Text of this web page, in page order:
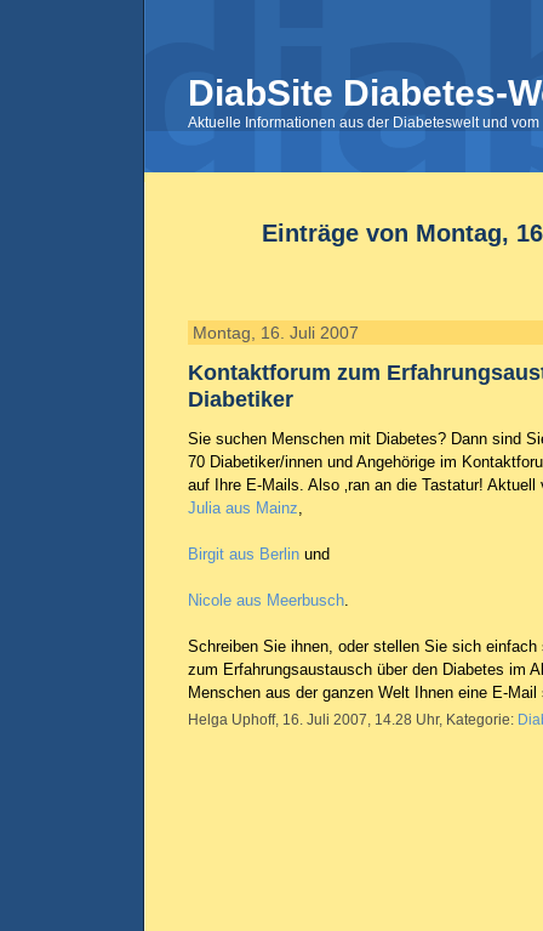
DiabSite Diabetes-
Aktuelle Informationen aus der Diabeteswelt und
Einträge von Montag,
Montag, 16. Juli 2007
Kontaktforum zum
Diabetiker
Sie suchen Menschen mit Diabetes? Dann sind
70 Diabetiker/innen und Angehörige im
auf Ihre E-Mails. Also ‚ran an die Tastatur!
Julia aus Mainz,
Birgit aus Berlin und
Nicole aus Meerbusch.
Schreiben Sie ihnen, oder stellen Sie sich
zum Erfahrungsaustausch über den Diabetes im
Menschen aus der ganzen Welt Ihnen eine E-
Helga Uphoff, 16. Juli 2007, 14.28 Uhr, Kategorie: